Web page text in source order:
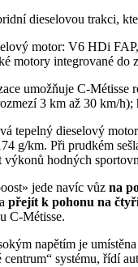
dieselovou trakci,
motor: V6 HDi
motory integrované
umožňuje C-Métisse
3 km až 30 km/
tepelný dieselový
g/km. Při prudkém
výkonů hodných
jede navíc vůz na
přejít k pohonu na
C-Métisse.
napětím je
centrum“ systému, řídí